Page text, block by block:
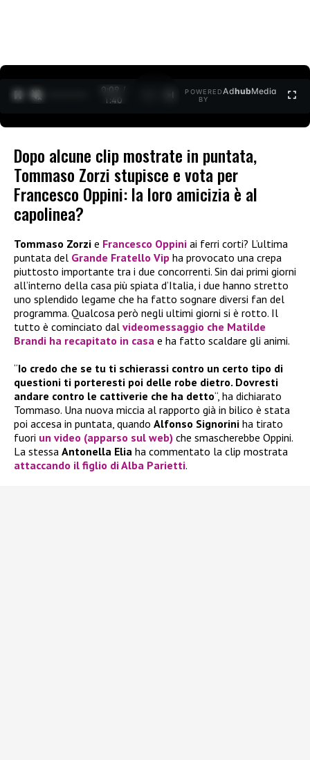
0:10 /
1:40
POWERED
BY
AdhubMedia
Dopo alcune clip mostrate in puntata,
Tommaso Zorzi stupisce e vota per
Francesco Oppini: la loro amicizia è al
capolinea?
Tommaso Zorzi e Francesco Oppini ai ferri corti? L’ultima
puntata del Grande Fratello Vip ha provocato una crepa
piuttosto importante tra i due concorrenti. Sin dai primi giorni
all’interno della casa più spiata d’Italia, i due hanno stretto
uno splendido legame che ha fatto sognare diversi fan del
programma. Qualcosa però negli ultimi giorni si è rotto. Il
tutto è cominciato dal videomessaggio che Matilde
Brandi ha recapitato in casa e ha fatto scaldare gli animi.
“Io credo che se tu ti schierassi contro un certo tipo di
questioni ti porteresti poi delle robe dietro. Dovresti
andare contro le cattiverie che ha detto“, ha dichiarato
Tommaso. Una nuova miccia al rapporto già in bilico è stata
poi accesa in puntata, quando Alfonso Signorini ha tirato
fuori un video (apparso sul web) che smascherebbe Oppini.
La stessa Antonella Elia ha commentato la clip mostrata
attaccando il figlio di Alba Parietti.